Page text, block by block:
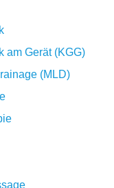
am Gerät (KGG)
(MLD)